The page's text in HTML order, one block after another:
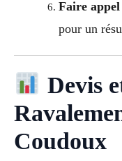
Faire
pour un
Devis
Coudoux